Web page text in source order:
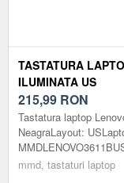
TASTATURA
ILUMINATA US
215,99 RON
Tastatura laptop
NeagraLayout:
mmd, tastaturi laptop